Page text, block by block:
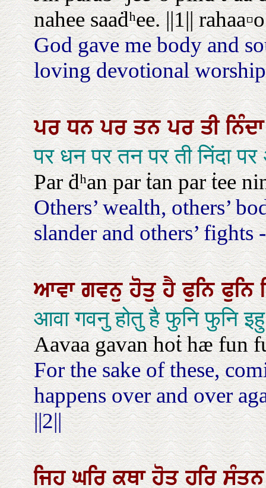
nahee saaḋʰee. ||1||
God gave me body and
loving devotional
ਪਰਧਨਪਰਤਨਪਰਤੀ
पर धन पर तन पर ती निंदा
Par ḋʰan par ṫan par ṫee
Others’ wealth, others’
slander and others’
ਆਵਾਗਵਨੁਹੋਤੁਹੈਫੁਨਿਫੁਨਿ
आवा गवनु होतु है फुनि फुनि
Aavaa gavan hoṫ hæ fun
For the sake of these,
happens over and over
||2||
ਜਿਹਘਰਿਕਥਾਹੋਤਹਰਿ